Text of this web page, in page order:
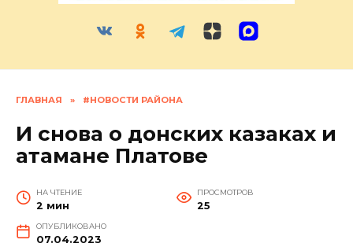
ГЛАВНАЯ » #НОВОСТИ РАЙОНА
И снова о донских казаках и
атамане Платове
НА ЧТЕНИЕ
2 мин
ПРОСМОТРОВ
25
ОПУБЛИКОВАНО
07.04.2023